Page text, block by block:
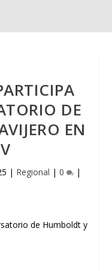
DE
EN
| Regional | 0 |